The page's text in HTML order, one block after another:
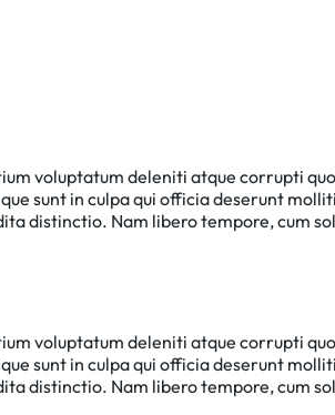
voluptatum deleniti atque corrupti
sunt in culpa qui officia deserunt
distinctio. Nam libero tempore, cum
voluptatum deleniti atque corrupti
sunt in culpa qui officia deserunt
distinctio. Nam libero tempore, cum